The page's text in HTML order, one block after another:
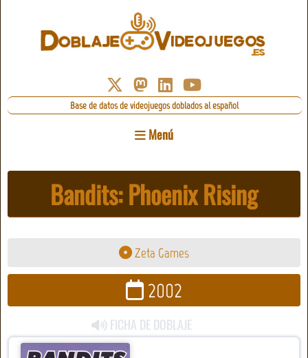
Base de datos de videojuegos doblados al español
Menú
Bandits: Phoenix Rising
Zeta Games
2002
FICHA DE DOBLAJE